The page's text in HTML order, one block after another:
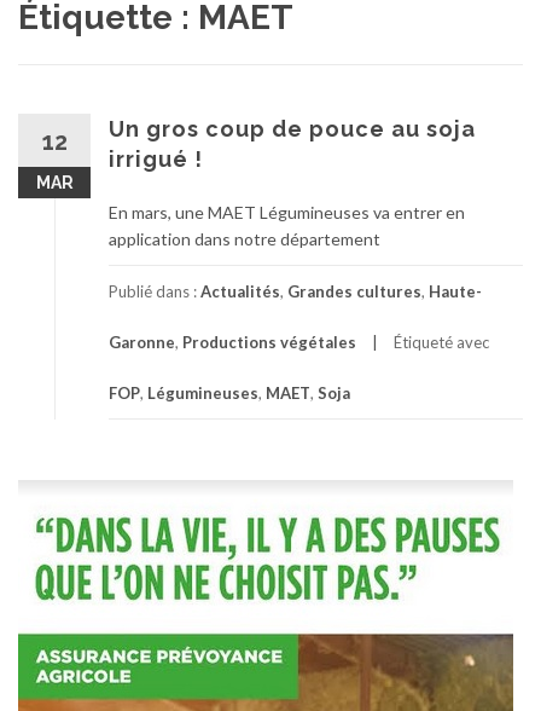
Étiquette : MAET
12
MAR
Un gros coup de pouce au soja
irrigué !
En mars, une MAET Légumineuses va entrer en
application dans notre département
Publié dans :Actualités, Grandes cultures, Haute-
Garonne, Productions végétales Étiqueté avec
FOP, Légumineuses, MAET, Soja